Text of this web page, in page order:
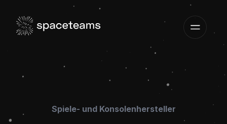
Spiele- und Konsolenhersteller